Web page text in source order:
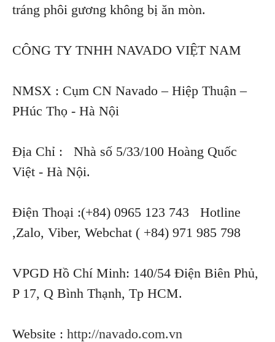
tráng phôi gương không bị ăn mòn.
CÔNG TY TNHH NAVADO VIỆT NAM
NMSX : Cụm CN Navado – Hiệp Thuận –
PHúc Thọ - Hà Nội
Địa Chỉ : Nhà số 5/33/100 Hoàng Quốc
Việt - Hà Nội.
Điện Thoại :(+84) 0965 123 743 Hotline
,Zalo, Viber, Webchat ( +84) 971 985 798
VPGD Hồ Chí Minh: 140/54 Điện Biên Phủ,
P 17, Q Bình Thạnh, Tp HCM.
Website : http://navado.com.vn